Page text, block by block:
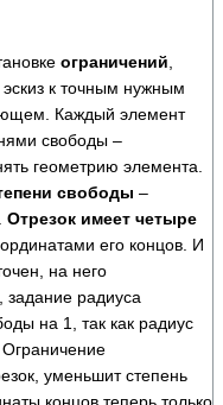
ограничений
к точным нужным
Каждый элемент
свободы –
геометрию элемента.
свободы –
Отрезок имеет четыре
его концов. И
на него
радиуса
на 1, так как радиус
уменьшит степень
концов теперь только